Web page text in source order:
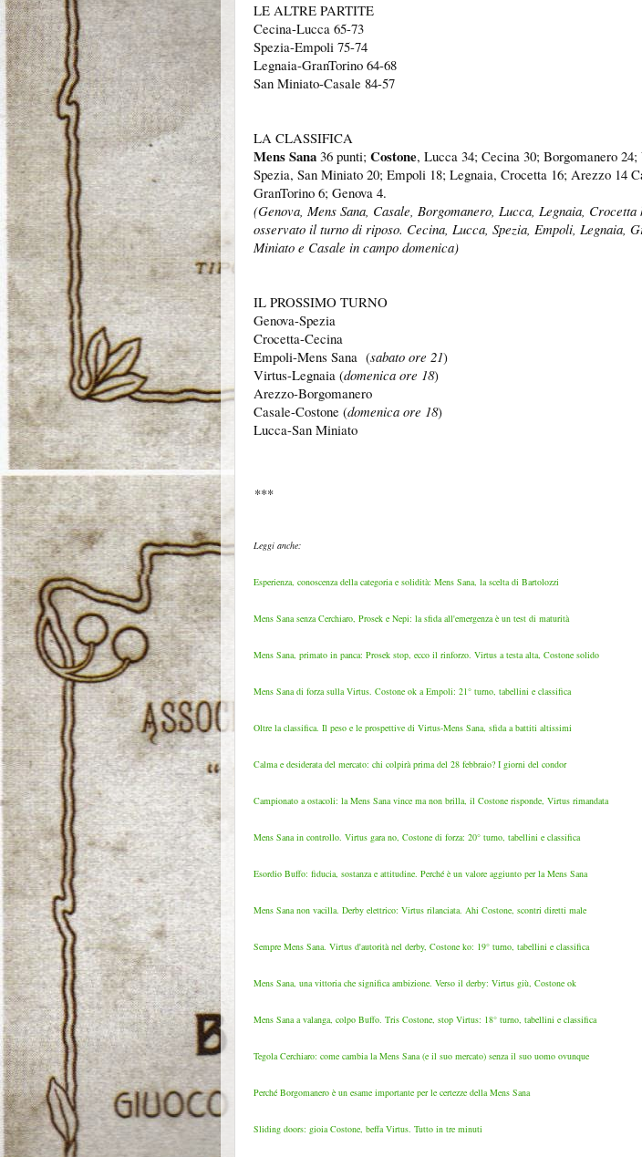
LE ALTRE PARTITE
Cecina-Lucca 65-73
Spezia-Empoli 75-74
Legnaia-GranTorino 64-68
San Miniato-Casale 84-57
LA CLASSIFICA
Mens Sana 36 punti; Costone, Lucca 34; Cecina 30; Borgomanero 24;
Spezia, San Miniato 20; Empoli 18; Legnaia, Crocetta 16; Arezzo 14
GranTorino 6; Genova 4.
(Genova, Mens Sana, Casale, Borgomanero, Lucca, Legnaia, Crocetta
osservato il turno di riposo. Cecina, Lucca, Spezia, Empoli, Legnaia,
Miniato e Casale in campo domenica)
IL PROSSIMO TURNO
Genova-Spezia
Crocetta-Cecina
Empoli-Mens Sana (sabato ore 21)
Virtus-Legnaia (domenica ore 18)
Arezzo-Borgomanero
Casale-Costone (domenica ore 18)
Lucca-San Miniato
***
Leggi anche:
Esperienza, conoscenza della categoria e solidità: Mens Sana, la scelta di Bartolozzi
Mens Sana senza Cerchiaro, Prosek e Nepi: la sfida all'emergenza è un test di maturità
Mens Sana, primato in panca: Prosek stop, ecco il rinforzo. Virtus a testa alta, Costone solido
Mens Sana di forza sulla Virtus. Costone ok a Empoli: 21° turno, tabellini e classifica
Oltre la classifica. Il peso e le prospettive di Virtus-Mens Sana, sfida a battiti altissimi
Calma e desiderata del mercato: chi colpirà prima del 28 febbraio? I giorni del condor
Campionato a ostacoli: la Mens Sana vince ma non brilla, il Costone risponde, Virtus rimandata
Mens Sana in controllo. Virtus gara no, Costone di forza: 20° turno, tabellini e classifica
Esordio Buffo: fiducia, sostanza e attitudine. Perché è un valore aggiunto per la Mens Sana
Mens Sana non vacilla. Derby elettrico: Virtus rilanciata. Ahi Costone, scontri diretti male
Sempre Mens Sana. Virtus d'autorità nel derby, Costone ko: 19° turno, tabellini e classifica
Mens Sana, una vittoria che significa ambizione. Verso il derby: Virtus giù, Costone ok
Mens Sana a valanga, colpo Buffo. Tris Costone, stop Virtus: 18° turno, tabellini e classifica
Tegola Cerchiaro: come cambia la Mens Sana (e il suo mercato) senza il suo uomo ovunque
Perché Borgomanero è un esame importante per le certezze della Mens Sana
Sliding doors: gioia Costone, beffa Virtus. Tutto in tre minuti